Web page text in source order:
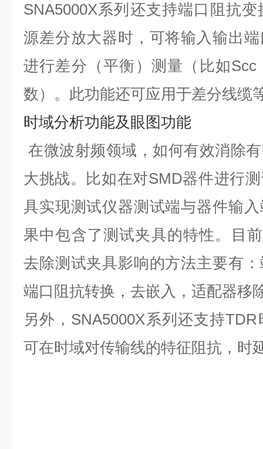
SNA5000X系列还支持端口阻抗
源差分放大器时，可将输入输出
进行差分（平衡）测量 （比如
数）。此功能还可应用于差分线缆
时域分析功能及眼图功能
在微波射频领域，如何有效消除
大挑战。比如在对SMD器件进行
具实现测试仪器测试端与器件输
果中包含了测试夹具的特性。目
去除测试夹具影响的方法主要有
端口阻抗转换，去嵌入，适配器移
另外，SNA5000X系列还支持
可在时域对传输线的特征阻抗，时